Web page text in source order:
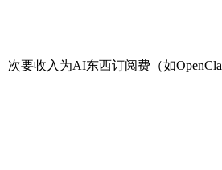
收入为AI东西订阅费（如